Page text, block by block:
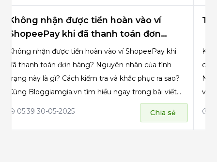
Không nhận được tiền hoàn vào ví
ShopeePay khi đã thanh toán đơn
hàng?
Không nhận được tiền hoàn vào ví ShopeePay khi
đã thanh toán đơn hàng? Nguyên nhân của tình
trạng này là gì? Cách kiểm tra và khắc phục ra sao?
Cùng Bloggiamgia.vn tìm hiểu ngay trong bài viết
05:39 30-05-2025 Chia sẻ
Khi
vấn